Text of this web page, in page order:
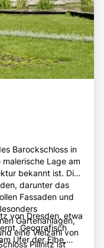
Barockschloss in
Lage am
bekannt ist. Die
darunter das
Fassaden und
Gartenanlagen,
eine Vielzahl von
Pillnitz ist
von Dresden, etwa
Geografisch
Ufer der Elbe,